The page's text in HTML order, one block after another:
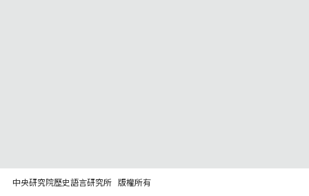
中央研究院歷史語言研究所 版權所有